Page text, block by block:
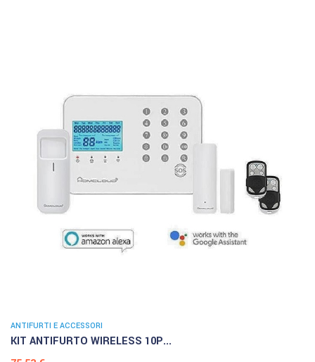
ANTIFURTI E ACCESSORI
KIT ANTIFURTO WIRELESS 10P...